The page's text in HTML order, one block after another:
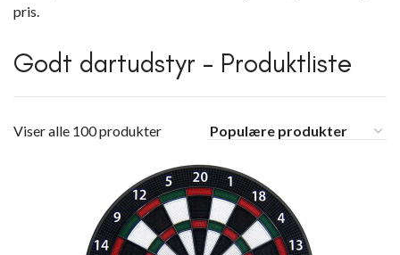
pris.
Godt dartudstyr – Produktliste
Viser alle 100 produkter